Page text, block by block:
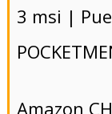
3 msi |
Amazon